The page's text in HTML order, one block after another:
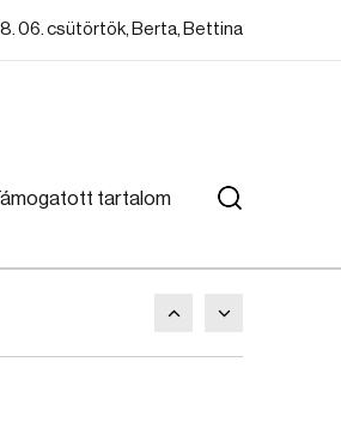
06. csütörtök, Berta, Bettina
tartalom